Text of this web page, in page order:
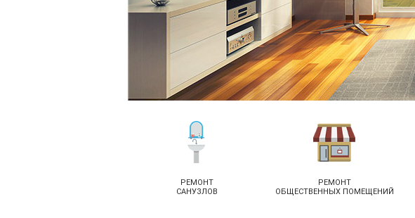
РЕМОНТ
САНУЗЛОВ
РЕМОНТ
ОБЩЕСТВЕННЫХ ПОМЕЩЕНИЙ